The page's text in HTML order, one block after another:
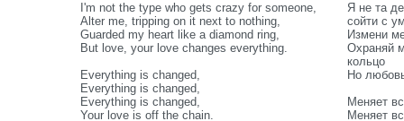
I'm not the type who gets crazy for someone,
Alter me, tripping on it next to nothing,
Guarded my heart like a diamond ring,
But love, your love changes everything.
Everything is changed,
Everything is changed,
Everything is changed,
Your love is off the chain.
Я не та
сойти с
Измени
Охраняй
кольцо
Но
Меняет
Меняет